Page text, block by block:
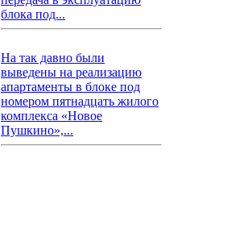
блока под...
На так давно были
выведены на реализацию
апартаменты в блоке под
номером пятнадцать жилого
комплекса «Новое
Пушкино»,...